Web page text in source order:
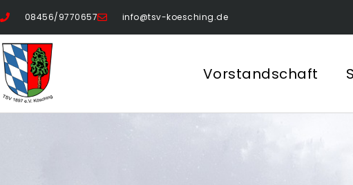
08456/9770657 info@tsv-koesching.de
Vorstandschaft